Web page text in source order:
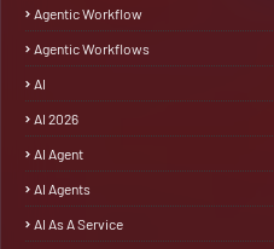
Agentic Workflow
Agentic Workflows
AI
AI 2026
AI Agent
AI Agents
AI As A Service